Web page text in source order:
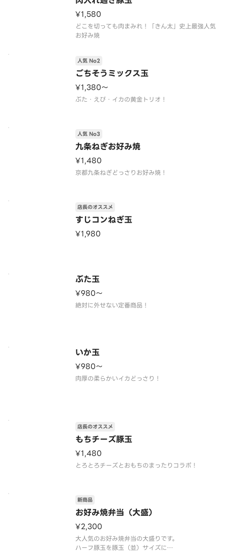
¥1,580
どこを切っても肉まみれ！「きん太」史上最強人気
お好み焼
ごちそうミックス玉
人気 No2
¥1,380〜
ぶた・えび・イカの黄金トリオ！
九条ねぎお好み焼
人気 No3
¥1,480
京都九条ねぎどっさりお好み焼！
すじコンねぎ玉
店長のオススメ
¥1,980
ぶた玉
¥980〜
絶対に外せない定番商品！
いか玉
¥980〜
肉厚の柔らかいイカどっさり！
もちチーズ豚玉
店長のオススメ
¥1,480
とろとろチーズとおもちのまったりコラボ！
お好み焼弁当（大盛）
新商品
¥2,300
大人気のお好み焼弁当の大盛りです。
ハーフ豚玉を豚玉（並）サイズに